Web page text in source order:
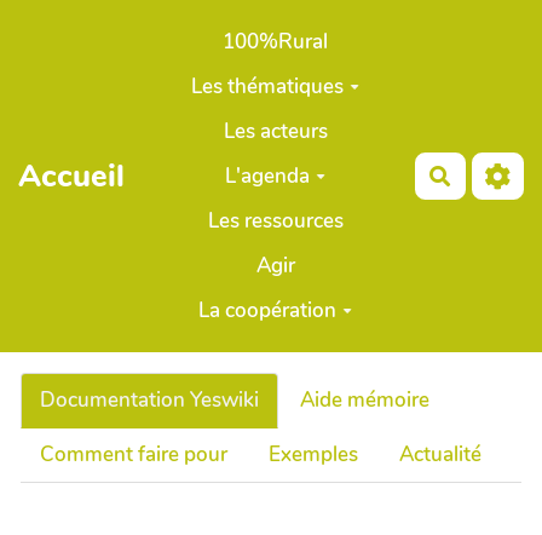
Aller au contenu principal
Accueil
100%Rural
Les thématiques
Les acteurs
L'agenda
Les ressources
Agir
La coopération
Documentation Yeswiki
Aide mémoire
Comment faire pour
Exemples Actualité